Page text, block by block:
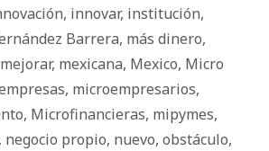
, innovar, institución,
Barrera, más dinero,
mejorar, mexicana, Mexico, Micro
, microempresarios,
, Microfinancieras, mipymes,
, negocio propio, nuevo, obstáculo,